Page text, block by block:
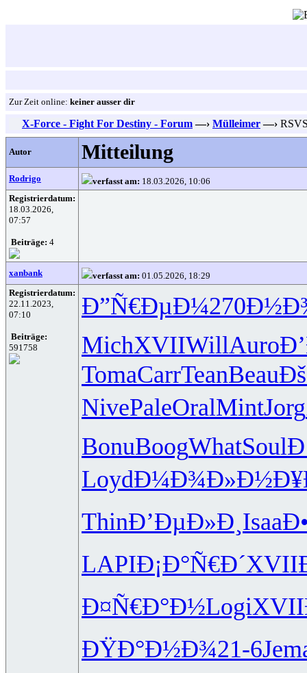
Zur Zeit online: keiner ausser dir
X-Force - Fight For Destiny - Forum —› Mülleimer —›
Autor Mitteilung
Rodrigo verfasst am: 18.03.2026, 10:06
Registrierdatum:
18.03.2026,
07:57
Beiträge: 4
xanbank verfasst am: 01.05.2026, 18:29
Registrierdatum:
22.11.2023,
07:10
Beiträge:
591758
Ð”Ñ€ÐµÐ¼270
MichXVIIWillAuro
TomaCarrTeanBeau
NivePaleOralMintJorg
BonuBoogWhatSoul
LoydÐ¼Ð¾Ð»Ð½
ThinÐ’ÐµÐ»Ð¸ Isaa
LAPIÐ¡Ð°Ñ€Ð´XVII
Ð¤Ñ€Ð°Ð½LogiXVII
ÐŸÐ°Ð½Ð¾21-6